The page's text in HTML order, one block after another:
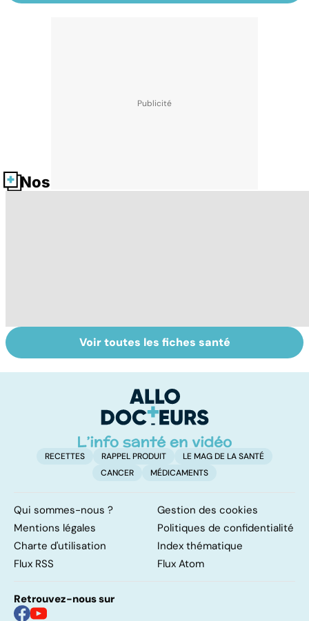
Nos fiches santé
Santé des
jeunes : quel rôle
Automutilation :
des ados en
Voir toutes les fiches santé
RECETTES RAPPEL PRODUIT
LE MAG DE LA SANTÉ
CANCER
MÉDICAMENTS
Qui sommes-nous ?
Gestion des cookies
Mentions légales
Politiques de confidentialité
Charte d'utilisation
Index thématique
Flux RSS
Flux Atom
Retrouvez-nous sur